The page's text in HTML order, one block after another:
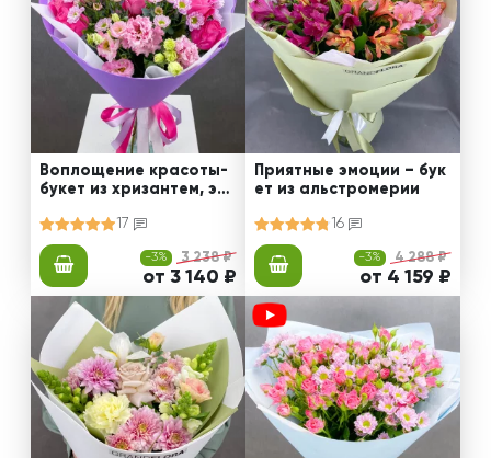
Воплощение красоты-
букет из хризантем, эус
17
-3% 3 238 ₽
от 3 140 ₽
Приятные эмоции – бук
ет из альстромерии
16
-3% 4 288 ₽
от 4 159 ₽